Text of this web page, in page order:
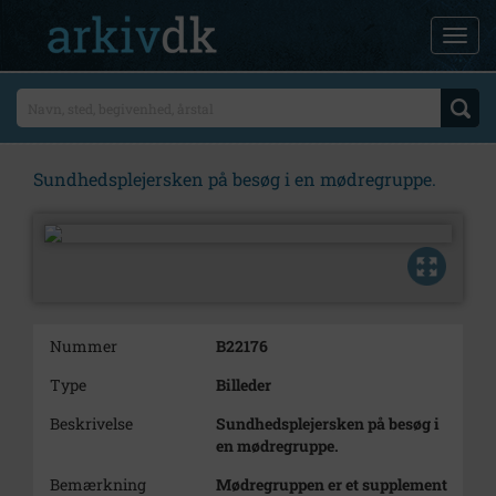
Sundhedsplejersken på besøg i en mødregruppe.
Nummer
B22176
Type
Billeder
Beskrivelse
Sundhedsplejersken på besøg i
en mødregruppe.
Bemærkning
Mødregruppen er et supplement